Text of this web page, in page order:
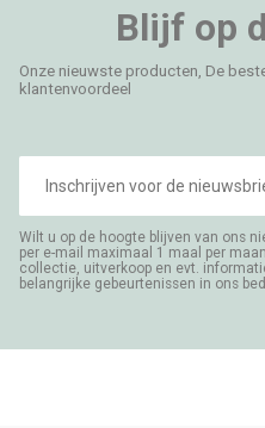
Blijf op
Onze nieuwste producten, De
klantenvoordeel
mailadres
Wilt u op de hoogte blijven van ons
per e-mail maximaal 1 maal per
collectie, uitverkoop en evt.
belangrijke gebeurtenissen in ons